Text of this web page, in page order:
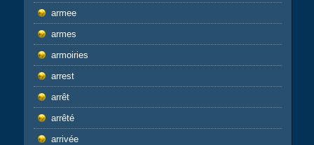
armee
armes
armoiries
arrest
arrêt
arrêté
arrivée